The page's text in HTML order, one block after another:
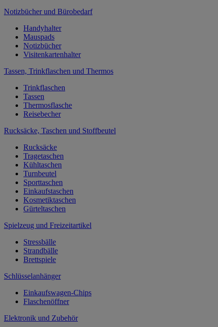
Notizbücher und Bürobedarf
Handyhalter
Mauspads
Notizbücher
Visitenkartenhalter
Tassen, Trinkflaschen und Thermos
Trinkflaschen
Tassen
Thermosflasche
Reisebecher
Rucksäcke, Taschen und Stoffbeutel
Rucksäcke
Tragetaschen
Kühltaschen
Turnbeutel
Sporttaschen
Einkaufstaschen
Kosmetiktaschen
Gürteltaschen
Spielzeug und Freizeitartikel
Stressbälle
Strandbälle
Brettspiele
Schlüsselanhänger
Einkaufswagen-Chips
Flaschenöffner
Elektronik und Zubehör